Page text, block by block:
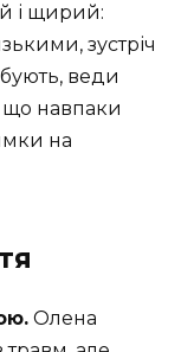
і щирий:
зустріч
веди
що навпаки
на
Олена